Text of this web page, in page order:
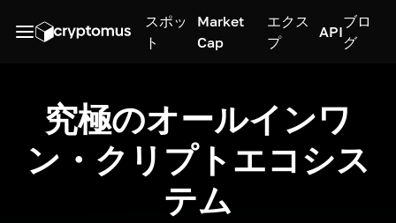
スポッ
ト
Market
Cap
エクス
プ
API
ブロ
グ
究極のオールインワ
ン・クリプトエコシス
テム